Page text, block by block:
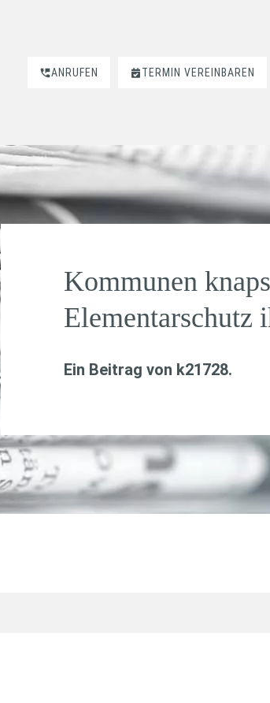
ANRUFEN TERMIN VEREINBAREN
Kommunen
Elementarschutz
Ein Beitrag von k21728.